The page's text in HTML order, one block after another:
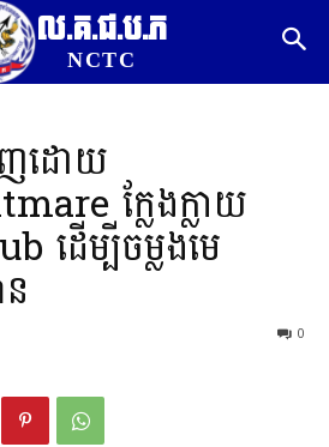
ល.គ.ជ.ប.ភ
NCTC
ញដោយ
ក្លែងក្លាយ
ដើម្បីចម្លងមេ
0